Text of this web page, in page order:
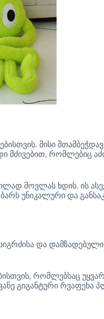
მისი
მძივებით, რომლებიც
მოვლას ხდის. ის
უნიკალური და
სიგრძისა და
რომლებსაც
გიგანტური რვაფეხა